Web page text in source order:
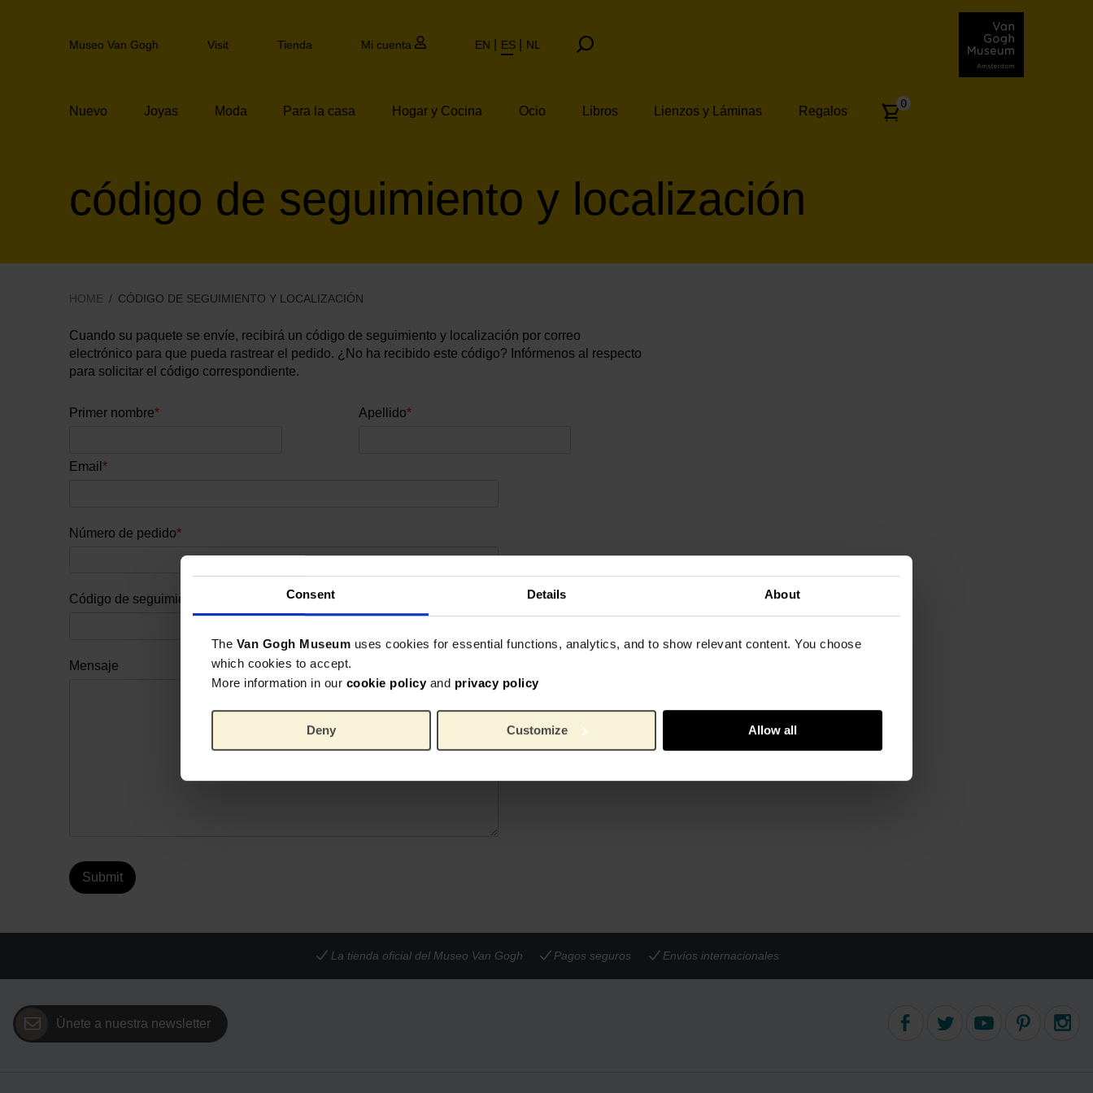
Consent Details About
The Van Gogh Museum uses cookies for essential functions, analytics, and to show relevant content. You choose
which cookies to accept.
More information in our cookie policy and privacy policy
Deny Customize Allow all
Header
Museo Van Gogh Visit Tienda Mi cuenta EN ES NL
Nuevo Joyas Moda Para la casa Hogar y Cocina Ocio Libros Lienzos y Láminas Regalos
Number
0
código de seguimiento y localización
HOME CÓDIGO DE SEGUIMIENTO Y LOCALIZACIÓN
Cuando su paquete se envíe, recibirá un código de seguimiento y localización por correo
electrónico para que pueda rastrear el pedido. ¿No ha recibido este código? Infórmenos al respecto
para solicitar el código correspondiente.
Primer nombre* Apellido*
Email *
Número de pedido*
Código de seguimiento
Mensaje
Submit
La tienda oficial del Museo Van Gogh Pagos seguros Envíos internacionales
Únete a nuestra newsletter